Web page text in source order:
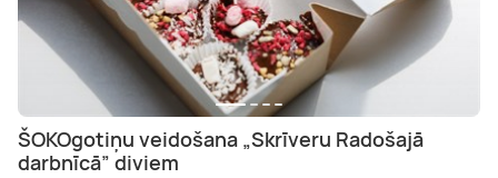
ŠOKOgotiņu veidošana „Skrīveru Radošajā
darbnīcā” diviem